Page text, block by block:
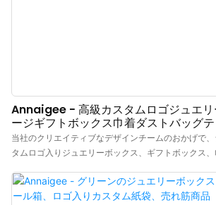
Annaigee - 高級カスタムロゴジュエリ
ージギフトボックス巾着ダストバッグ
パッケージトップセールス
当社のクリエイティブなデザインチームのおかげで
タムロゴ入りジュエリーボックス、ギフトボックス
ことができました。さらに、国際的な品質基準と規則
いるため、高品質が保証されています。このように多